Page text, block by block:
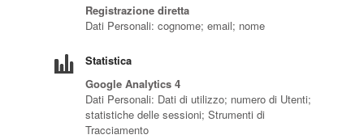
Registrazione diretta
Dati Personali: cognome; email; nome
Statistica
Google Analytics 4
Dati Personali: Dati di utilizzo; numero di Utenti;
statistiche delle sessioni; Strumenti di
Tracciamento